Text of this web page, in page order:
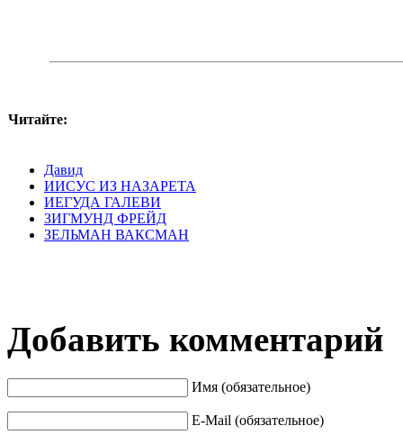
Читайте:
Давид
ИИСУС ИЗ НАЗАРЕТА
ИЕГУДА ГАЛЕВИ
ЗИГМУНД ФРЕЙД
ЗЕЛЬМАН ВАКСМАН
Добавить комментарий
Имя (обязательное)
E-Mail (обязательное)